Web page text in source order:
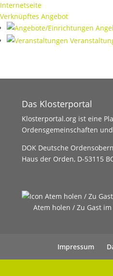
Internetseite
Verknüpftes Angebot
Das Klosterportal
Klosterportal.org ist eine
Ordensgemeinschaften
DOK Deutsche
Haus der Orden, D-53115
Atem holen / Zu Gast
Impressum